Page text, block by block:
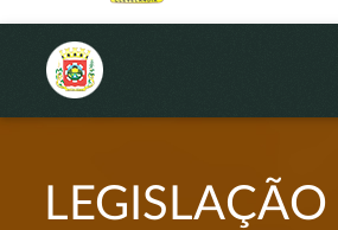
LEGISLAÇÃO